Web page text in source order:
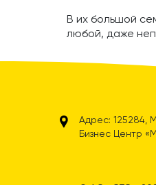
В их большой
любой, даже
Адрес: 125284,
Бизнес Центр